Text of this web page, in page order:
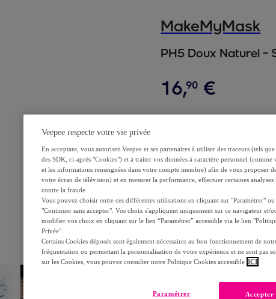
MakeMyMask
PH5 Doux Naturel -
16,90 €
Bientôt épuisé
Modèle :180 ml Flacon
1
Vendu parMyOrigines
Partager cet article
Veepee respecte votre vie privée
En acceptant, vous autorisez Veepee et ses partenaires à utiliser des traceurs (tels
des SDK, ci-après "Cookies") et à traiter vos données à caractère personnel
et les informations renseignées dans votre compte membre) afin de vous proposer
votre écran de télévision) et en mesurer la performance, effectuer certaines
contre la fraude.
Vous pouvez choisir entre ces différentes utilisations en cliquant sur "Paramétrer"
"Continuer sans accepter". Vos choix s'appliquent uniquement sur ce navigateur et/
modifier vos choix en cliquant sur le lien “Paramétrer” accessible via le lien
Privée".
Certains Cookies déposés sont également nécessaires au bon fonctionnement de
fréquentation ou permettant la personnalisation de votre expérience et ne sont pas
sur les Cookies, vous pouvez consulter notre Politique Cookies accessible ICI
Accepter
Paramétrer